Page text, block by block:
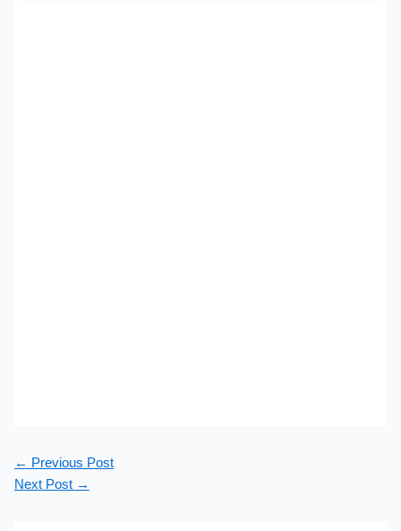
← Previous Post
Next Post →